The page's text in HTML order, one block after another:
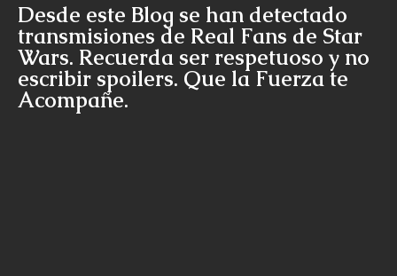
Desde este Blog se han detectado
transmisiones de Real Fans de Star
Wars. Recuerda ser respetuoso y no
escribir spoilers. Que la Fuerza te
Acompañe.